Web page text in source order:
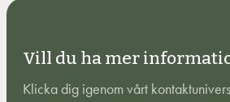
Vill du ha mer
Klicka dig igenom vårt